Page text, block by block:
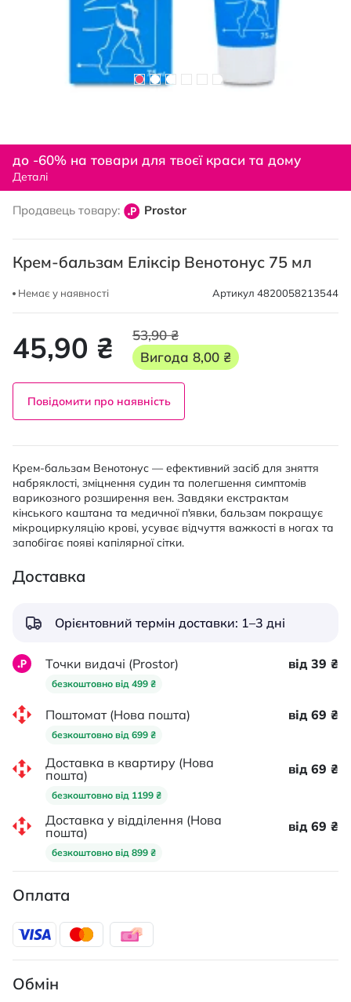
початку
галереї
до -60% на товари для твоєї краси та дому
Деталі
Продавець товару: Prostor
Крем-бальзам Еліксір Венотонус 75 мл
Немає у наявності Артикул 4820058213544
45,90 ₴
53,90 ₴
Вигода 8,00 ₴
Повідомити про наявність
Крем-бальзам Венотонус — ефективний засіб для зняття
набряклості, зміцнення судин та полегшення симптомів
варикозного розширення вен. Завдяки екстрактам
кінського каштана та медичної п'явки, бальзам покращує
мікроциркуляцію крові, усуває відчуття важкості в ногах та
запобігає появі капілярної сітки.
Доставка
Орієнтовний термін доставки: 1–3 дні
Точки видачі (Prostor)
безкоштовно від 499 ₴
від 39 ₴
Поштомат (Нова пошта)
безкоштовно від 699 ₴
від 69 ₴
Доставка в квартиру (Нова
пошта)
безкоштовно від 1199 ₴
від 69 ₴
Доставка у відділення (Нова
пошта)
безкоштовно від 899 ₴
від 69 ₴
Оплата
Обмін